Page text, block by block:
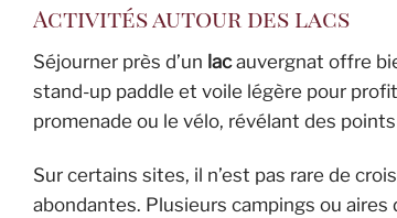
Activités autour des lacs
Séjourner près d’un lacauvergnat offre
stand-up paddle et voile légère pour
promenade ou le vélo, révélant des
Sur certains sites, il n’est pas rare de
abondantes. Plusieurs campings ou